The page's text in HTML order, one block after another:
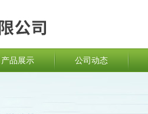
产品展示 公司动态